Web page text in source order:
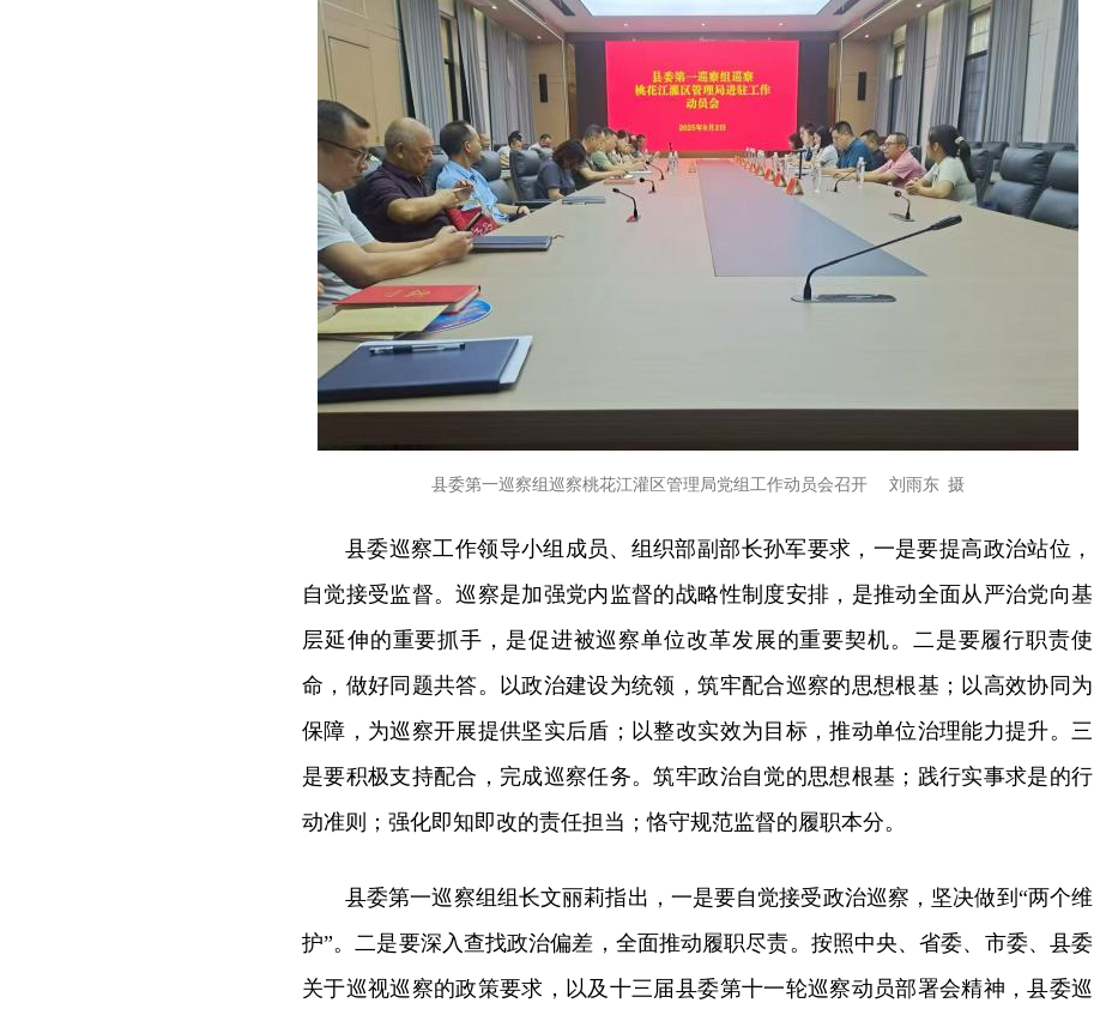
县委第一巡察组巡察桃花江灌区管理局党组工作动员会召开 刘雨东 摄
县委巡察工作领导小组成员、组织部副部长孙军要求，一是要提高政治站位，
自觉接受监督。巡察是加强党内监督的战略性制度安排，是推动全面从严治党向基
层延伸的重要抓手，是促进被巡察单位改革发展的重要契机。二是要履行职责使
命，做好同题共答。以政治建设为统领，筑牢配合巡察的思想根基；以高效协同为
保障，为巡察开展提供坚实后盾；以整改实效为目标，推动单位治理能力提升。三
是要积极支持配合，完成巡察任务。筑牢政治自觉的思想根基；践行实事求是的行
动准则；强化即知即改的责任担当；恪守规范监督的履职本分。
县委第一巡察组组长文丽莉指出，一是要自觉接受政治巡察，坚决做到“两个维
护”。二是要深入查找政治偏差，全面推动履职尽责。按照中央、省委、市委、县委
关于巡视巡察的政策要求，以及十三届县委第十一轮巡察动员部署会精神，县委巡